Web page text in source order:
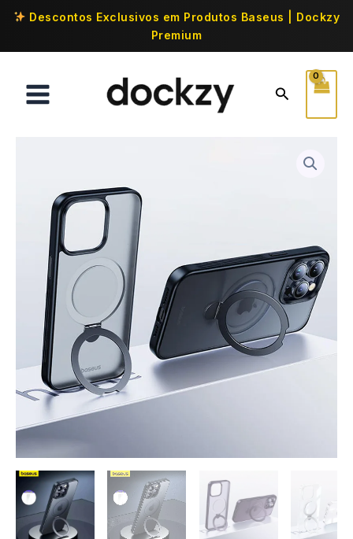
Descontos Exclusivos em Produtos Baseus | Dockzy
Premium